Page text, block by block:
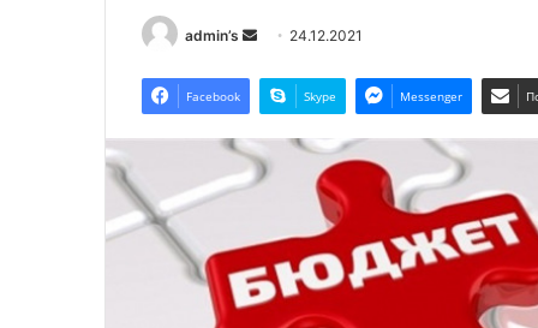
admin’s
n
m
a
i
24.12.2021
Facebook Skype Messenger